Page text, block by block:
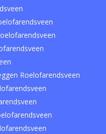
Roelofarendsveen